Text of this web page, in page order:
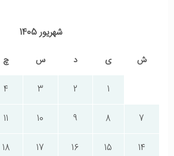
شهریور 1405
ش ی د س چ
1
2
3
4
7
8
9
10
11
14
15
16
17
18